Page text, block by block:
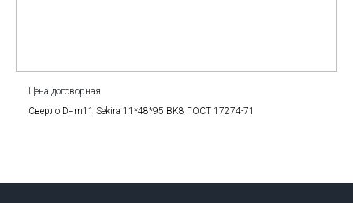
Цена договорная
Сверло D=m11 Sekira 11*48*95 BK8 ГОСТ 17274-71